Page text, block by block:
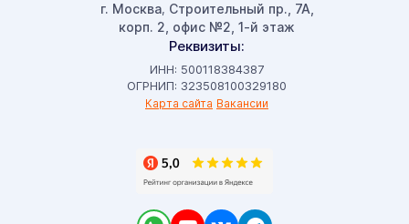
г. Москва, Строительный пр., 7А,
корп. 2, офис №2, 1-й этаж
Реквизиты:
ИНН: 500118384387
ОГРНИП: 323508100329180
Карта сайта Вакансии